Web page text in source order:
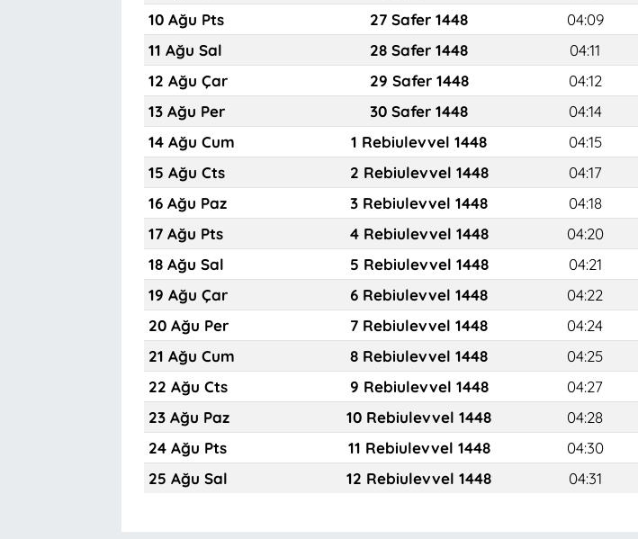
10 Ağu Pts
27 Safer 1448 04:09
11 Ağu Sal
28 Safer 1448 04:11
12 Ağu Çar
29 Safer 1448 04:12
13 Ağu Per
30 Safer 1448 04:14
14 Ağu Cum
1 Rebiulevvel 1448 04:15
15 Ağu Cts
2 Rebiulevvel 1448 04:17
16 Ağu Paz
3 Rebiulevvel 1448 04:18
17 Ağu Pts
4 Rebiulevvel 1448 04:20
18 Ağu Sal
5 Rebiulevvel 1448 04:21
19 Ağu Çar
6 Rebiulevvel 1448 04:22
20 Ağu Per
7 Rebiulevvel 1448 04:24
21 Ağu Cum
8 Rebiulevvel 1448 04:25
22 Ağu Cts
9 Rebiulevvel 1448 04:27
23 Ağu Paz
10 Rebiulevvel 1448 04:28
24 Ağu Pts
11 Rebiulevvel 1448 04:30
25 Ağu Sal
12 Rebiulevvel 1448 04:31